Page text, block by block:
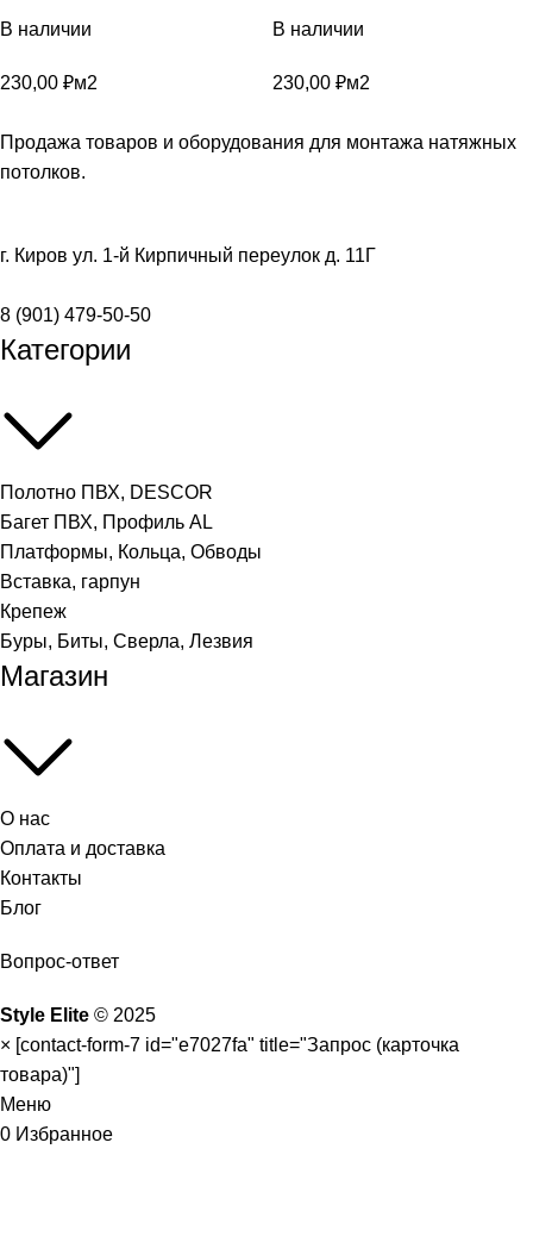
В наличии
230,00 ₽м2
В наличии
230,00 ₽м2
Продажа товаров и оборудования для монтажа натяжных
потолков.
г. Киров ул. 1-й Кирпичный переулок д. 11Г
8 (901) 479-50-50
Категории
Полотно ПВХ, DESCOR
Багет ПВХ, Профиль AL
Платформы, Кольца, Обводы
Вставка, гарпун
Крепеж
Буры, Биты, Сверла, Лезвия
Магазин
О нас
Оплата и доставка
Контакты
Блог
Вопрос-ответ
Style Elite © 2025
× [contact-form-7 id="e7027fa" title="Запрос (карточка
товара)"]
Меню
0 Избранное